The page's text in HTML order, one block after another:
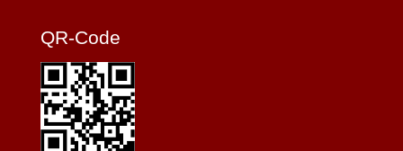
QR-Code